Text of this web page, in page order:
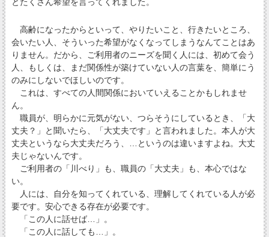
高齢になったからといって、やりたいこと、行きたいところ、
会いたい人、そういった希望がなくなってしまうなんてことはあ
りません。だから、ご利用者のニーズを聞く人には、初めて会う
人、もしくは、まだ関係性が築けていない人の言葉を、簡単にう
のみにしないでほしいのです。
これは、すべての人間関係においていえることかもしれませ
ん。
職員が、明らかに元気がない、つらそうにしているとき、「大
丈夫？」と聞いたら、「大丈夫です」と言われました。本人が大
丈夫というなら大丈夫だろう、…というのは違いますよね。大丈
夫じゃないんです。
ご利用者の「川べり」も、職員の「大丈夫」も、本心ではな
い。
人には、自分を知ってくれている、理解してくれている人が必
要です。安心できる存在が必要です。
「この人に話せば…」。
「この人に話しても…」。